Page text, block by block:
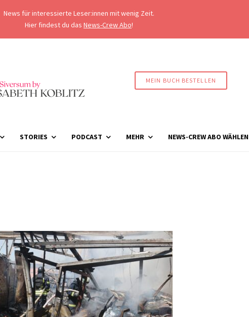
News für interessierte Leser:innen mit wenig Zeit.
Hier findest du das News-Crew Abo!
MEIN BUCH BESTELLEN
STORIES PODCAST MEHR NEWS-CREW ABO WÄHLEN